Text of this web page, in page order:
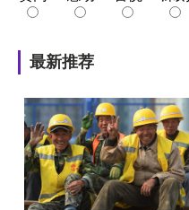
最新推荐